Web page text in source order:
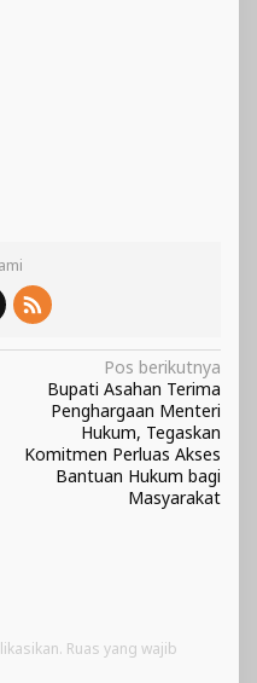
Pos berikutnya
Bupati Asahan Terima
Penghargaan Menteri
Hukum, Tegaskan
Komitmen Perluas Akses
Bantuan Hukum bagi
Masyarakat
Ruas yang wajib